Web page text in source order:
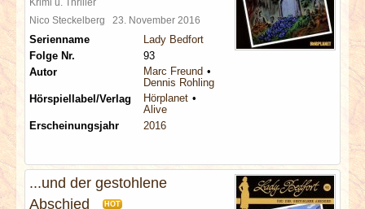
Nico Steckelberg 23. November 2016
Serienname
Lady Bedfort
Folge Nr.
93
Autor
Marc Freund
Dennis Rohling
Hörspiellabel/Verlag
Hörplanet
Alive
Erscheinungsjahr
2016
...und der gestohlene
Abschied
HOT